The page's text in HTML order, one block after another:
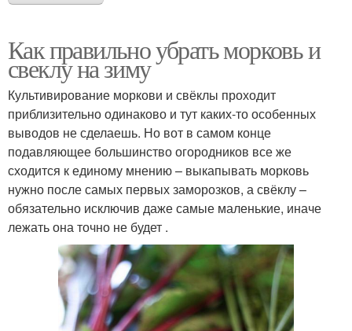
Как правильно убрать морковь и
свеклу на зиму
Культивирование моркови и свёклы проходит
приблизительно одинаково и тут каких-то особенных
выводов не сделаешь. Но вот в самом конце
подавляющее большинство огородников все же
сходится к единому мнению – выкапывать морковь
нужно после самых первых заморозков, а свёклу –
обязательно исключив даже самые маленькие, иначе
лежать она точно не будет .